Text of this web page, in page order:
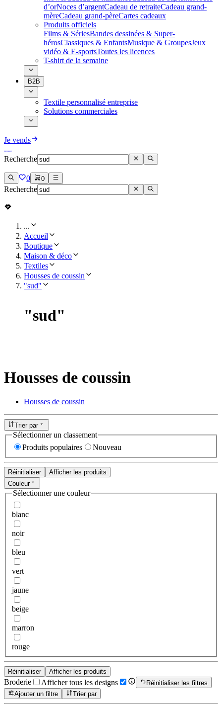
d’orNoces d’argentCadeau de retraiteCadeau grand-
mèreCadeau grand-pèreCartes cadeaux
Produits officiels
Films & SériesBandes dessinées & Super-
hérosClassiques & EnfantsMusique & GroupesJeux
vidéo & E-sportsToutes les licences
T-shirt de la semaine
B2B
Textile personnalisé entreprise
Solutions commerciales
Je vends
Recherche
0 0
Recherche
...
Accueil
Boutique
Maison & déco
Textiles
Housses de coussin
"sud"
"sud"
Housses de coussin
Housses de coussin
Trier par
Sélectionner un classement
Produits populaires
Nouveau
Réinitialiser
Afficher les produits
Couleur
Sélectionner une couleur
blanc
noir
bleu
vert
jaune
beige
marron
rouge
Réinitialiser Afficher les produits
Broderie Afficher tous les designs
Réinitialiser les filtres
Ajouter un filtre
Trier par